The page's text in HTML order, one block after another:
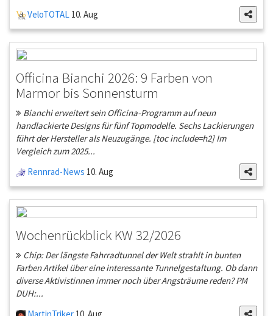
VeloTOTAL 10. Aug
Officina Bianchi 2026: 9 Farben von
Marmor bis Sonnensturm
Bianchi erweitert sein Officina-Programm auf neun
handlackierte Designs für fünf Topmodelle. Sechs Lackierungen
führt der Hersteller als Neuzugänge. [toc include=h2] Im
Vergleich zum 2025...
Rennrad-News 10. Aug
Wochenrückblick KW 32/2026
Chip: Der längste Fahrradtunnel der Welt strahlt in bunten
Farben Artikel über eine interessante Tunnelgestaltung. Ob dann
diverse Aktivistinnen immer noch über Angsträume reden? PM
DUH:...